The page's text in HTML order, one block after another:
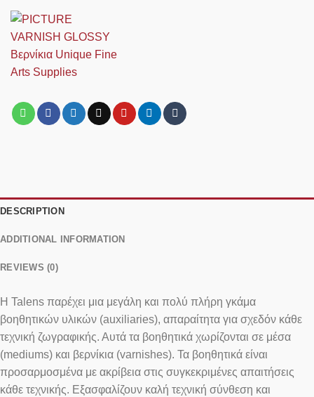
DESCRIPTION
ADDITIONAL INFORMATION
REVIEWS (0)
Η Talens παρέχει μια μεγάλη και πολύ πλήρη γκάμα
βοηθητικών υλικών (auxiliaries), απαραίτητα για σχεδόν κάθε
τεχνική ζωγραφικής. Αυτά τα βοηθητικά χωρίζονται σε μέσα
(mediums) και βερνίκια (varnishes). Τα βοηθητικά είναι
προσαρμοσμένα με ακρίβεια στις συγκεκριμένες απαιτήσεις
κάθε τεχνικής. Εξασφαλίζουν καλή τεχνική σύνθεση και